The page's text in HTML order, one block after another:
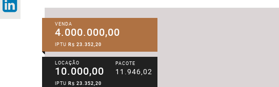
VENDA
4.000.000,00
IPTU R$ 23.352,20
LOCAÇÃO
10.000,00
PACOTE
11.946,02
IPTU R$ 23.352,20